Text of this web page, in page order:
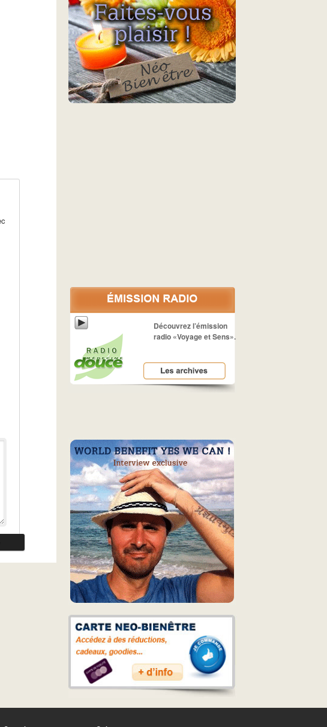
Découvrez l’émission
radio «Voyage et Sens».